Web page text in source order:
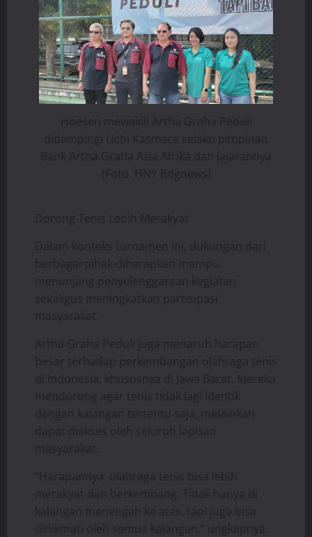
Hoesen mewakili Artha Graha Peduli
didampingi Uchi Kasmara selaku pimpinan
Bank Artha Graha Asia Afrika dan jajarannya
(Foto. HNY Bdgnews)
Dorong Tenis Lebih Merakyat
Dalam konteks turnamen ini, dukungan dari
berbagai pihak diharapkan mampu
menunjang penyelenggaraan kegiatan
sekaligus meningkatkan partisipasi
masyarakat.
Artha Graha Peduli juga menaruh harapan
besar terhadap perkembangan olahraga tenis
di Indonesia, khususnya di Jawa Barat. Mereka
mendorong agar tenis tidak lagi identik
dengan kalangan tertentu saja, melainkan
dapat diakses oleh seluruh lapisan
masyarakat.
“Harapannya, olahraga tenis bisa lebih
merakyat dan berkembang. Tidak hanya di
kalangan menengah ke atas, tapi juga bisa
dinikmati oleh semua kalangan,” ungkapnya.